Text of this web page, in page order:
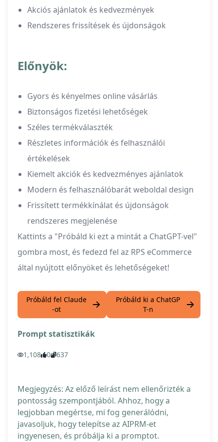
Akciós ajánlatok és kedvezmények
Rendszeres frissítések és újdonságok
Előnyök:
Gyors és kényelmes online vásárlás
Biztonságos fizetési lehetőségek
Széles termékválaszték
Részletes információk és felhasználói
értékelések
Kiemelt akciók és kedvezményes ajánlatok
Modern és felhasználóbarát weboldal design
Frissített termékkínálat és újdonságok
rendszeres megjelenése
Kattints a "Próbáld ki ezt a mintát a ChatGPT-vel"
gombra most, és fedezd fel az RPS eCommerce
által nyújtott előnyöket és lehetőségeket!
Próbáld fel Claude
-ot
Próbáld ki a ChatGP
T-n
Prompt statisztikák
1,108 0 637
Megjegyzés: Az előző leírást nem ellenőrizték a
pontosság szempontjából. Ahhoz, hogy a
legjobban megértse, mi fog generálódni,
javasoljuk, hogy telepítse az AIPRM-et
ingyenesen, és próbálja ki a promptot.